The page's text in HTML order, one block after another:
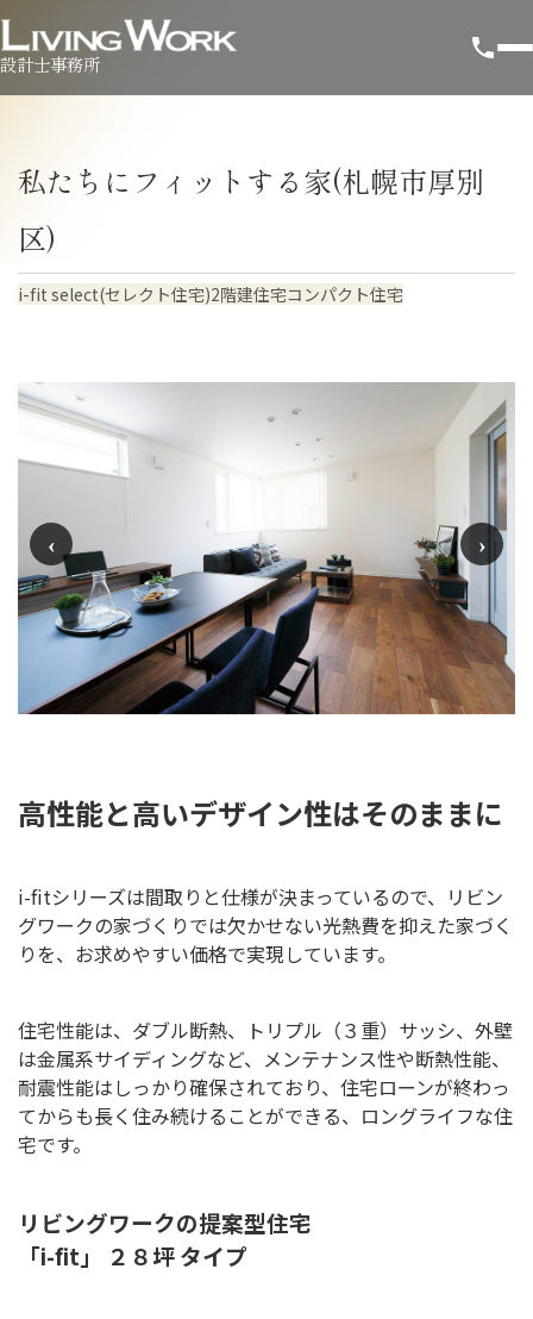
設計士事務所
私たちにフィットする家(札幌市厚別
区)
i-fit select(セレクト住宅)2階建住宅コンパクト住宅
高性能と高いデザイン性はそのままに
i-fitシリーズは間取りと仕様が決まっているので、リビン
グワークの家づくりでは欠かせない光熱費を抑えた家づく
りを、お求めやすい価格で実現しています。
住宅性能は、ダブル断熱、トリプル（３重）サッシ、外壁
は金属系サイディングなど、メンテナンス性や断熱性能、
耐震性能はしっかり確保されており、住宅ローンが終わっ
てからも長く住み続けることができる、ロングライフな住
宅です。
リビングワークの提案型住宅
「i-fit」 ２８坪 タイプ